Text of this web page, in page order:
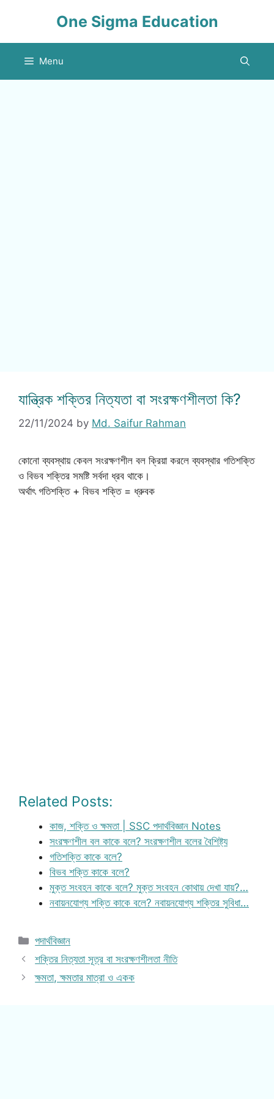
One Sigma Education
Menu
যান্ত্রিক শক্তির নিত্যতা বা সংরক্ষণশীলতা কি?
22/11/2024 by Md. Saifur Rahman
কোনো ব্যবস্থায় কেবল সংরক্ষণশীল বল ক্রিয়া করলে ব্যবস্থার গতিশক্তি
ও বিভব শক্তির সমষ্টি সর্বদা ধ্রব থাকে।
অর্থাৎ গতিশক্তি + বিভব শক্তি = ধ্রুবক
Related Posts:
কাজ, শক্তি ও ক্ষমতা | SSC পদার্থবিজ্ঞান Notes
সংরক্ষণশীল বল কাকে বলে? সংরক্ষণশীল বলের বৈশিষ্ট্য
গতিশক্তি কাকে বলে?
বিভব শক্তি কাকে বলে?
মুক্ত সংবহন কাকে বলে? মুক্ত সংবহন কোথায় দেখা যায়?…
নবায়নযোগ্য শক্তি কাকে বলে? নবায়নযোগ্য শক্তির সুবিধা…
Categories
পদার্থবিজ্ঞান
শক্তির নিত্যতা সূত্র বা সংরক্ষণশীলতা নীতি
ক্ষমতা, ক্ষমতার মাত্রা ও একক